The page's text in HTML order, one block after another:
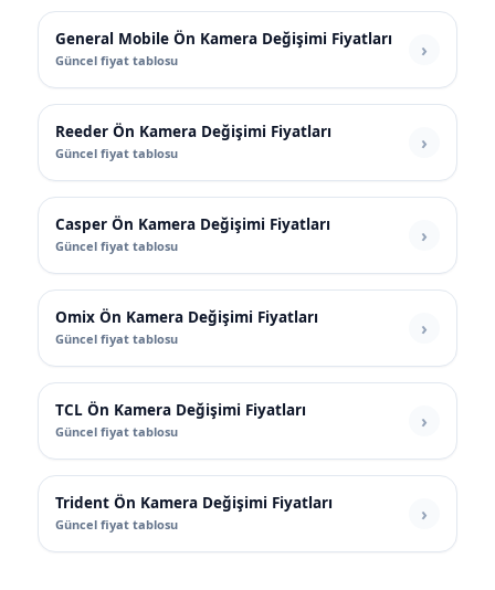
General Mobile Ön Kamera Değişimi Fiyatları
Güncel fiyat tablosu
Reeder Ön Kamera Değişimi Fiyatları
Güncel fiyat tablosu
Casper Ön Kamera Değişimi Fiyatları
Güncel fiyat tablosu
Omix Ön Kamera Değişimi Fiyatları
Güncel fiyat tablosu
TCL Ön Kamera Değişimi Fiyatları
Güncel fiyat tablosu
Trident Ön Kamera Değişimi Fiyatları
Güncel fiyat tablosu